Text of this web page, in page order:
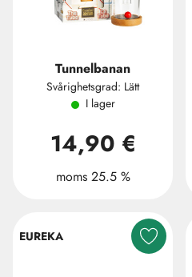
Tunnelbanan
Svårighetsgrad: Lätt
I lager
14,90 €
moms 25.5 %
EUREKA